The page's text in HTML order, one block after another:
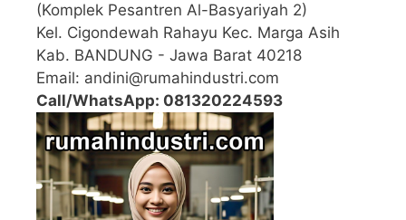
(Komplek Pesantren Al-Basyariyah 2)
Kel. Cigondewah Rahayu Kec. Marga Asih
Kab. BANDUNG - Jawa Barat 40218
Email: andini@rumahindustri.com
Call/WhatsApp: 081320224593